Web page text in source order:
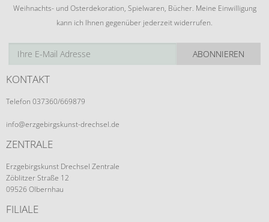
Weihnachts- und Osterdekoration, Spielwaren, Bücher. Meine Einwilligung
kann ich Ihnen gegenüber jederzeit widerrufen.
ABONNIEREN
KONTAKT
Telefon 037360/669879
info@erzgebirgskunst-drechsel.de
ZENTRALE
Erzgebirgskunst Drechsel Zentrale
Zöblitzer Straße 12
09526 Olbernhau
FILIALE